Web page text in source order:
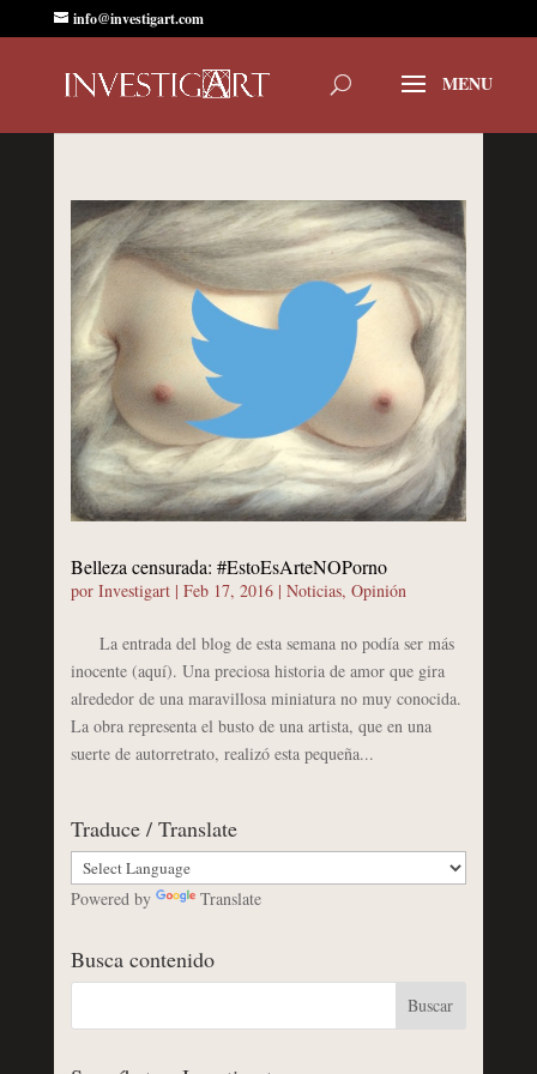
info@investigart.com
Belleza censurada: #EstoEsArteNOPorno
por Investigart| Feb 17, 2016| Noticias, Opinión
La entrada del blog de esta semana no podía ser más
inocente (aquí). Una preciosa historia de amor que gira
alrededor de una maravillosa miniatura no muy conocida.
La obra representa el busto de una artista, que en una
suerte de autorretrato, realizó esta pequeña...
Traduce / Translate
Powered by Translate
Busca contenido